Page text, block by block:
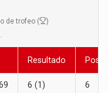
de trofeo (
)
Resultado
6 (1) 6